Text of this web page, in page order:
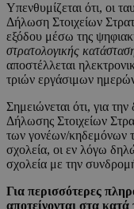
Υπενθυμίζεται ότι, οι
Δήλωση Στοιχείων
εξόδου μέσω της
στρατολογικής
αποστέλλεται
τριών εργάσιμων
Σημειώνεται ότι, για
Δήλωσης Στοιχείων
των γονέων/κηδεμόνων
σχολεία, οι εν λόγω
σχολεία με την
Για περισσότερες
αποτείνονται στα